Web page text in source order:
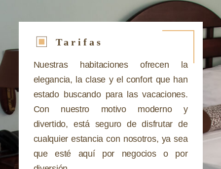
Tarifas
Nuestras habitaciones ofrecen la
elegancia, la clase y el confort que han
estado buscando para las vacaciones.
Con nuestro motivo moderno y
divertido, está seguro de disfrutar de
cualquier estancia con nosotros, ya sea
que esté aquí por negocios o por